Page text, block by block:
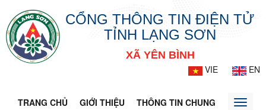
CỔNG THÔNG TIN ĐIỆN TỬ
TỈNH LẠNG SƠN
XÃ YÊN BÌNH
VIE
EN
TRANG CHỦ GIỚI THIỆU THÔNG TIN CHUNG DOANH
Toggle